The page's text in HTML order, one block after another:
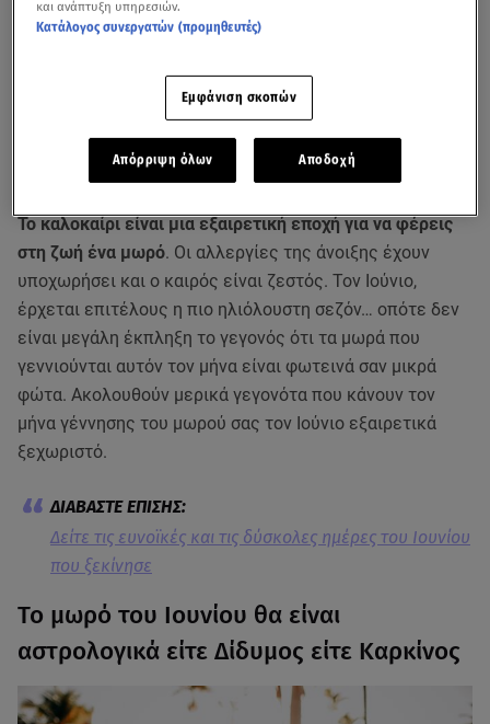
Το καλοκαίρι είναι μια εξαιρετική εποχή για να φέρεις
στη ζωή ένα μωρό. Οι αλλεργίες της άνοιξης έχουν
υποχωρήσει και ο καιρός είναι ζεστός. Τον Ιούνιο,
έρχεται επιτέλους η πιο ηλιόλουστη σεζόν… οπότε δεν
είναι μεγάλη έκπληξη το γεγονός ότι τα μωρά που
γεννιούνται αυτόν τον μήνα είναι φωτεινά σαν μικρά
φώτα. Ακολουθούν μερικά γεγονότα που κάνουν τον
μήνα γέννησης του μωρού σας τον Ιούνιο εξαιρετικά
ξεχωριστό.
Δείτε τις ευνοϊκές και τις δύσκολες ημέρες του Ιουνίου
που ξεκίνησε
Το μωρό του Ιουνίου θα είναι
αστρολογικά είτε Δίδυμος είτε Καρκίνος
και ανάπτυξη υπηρεσιών.
Κατάλογος συνεργατών (προμηθευτές)
Εμφάνιση σκοπών
Απόρριψη όλων Αποδοχή